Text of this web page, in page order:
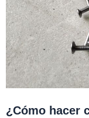
¿Cómo hacer